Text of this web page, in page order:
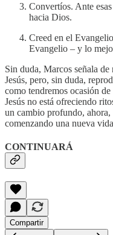
Convertíos. Ante
hacia Dios.
Creed en el
Evangelio – y lo
Sin duda, Marcos señala
Jesús, pero, sin duda,
como tendremos ocasión
Jesús no está ofreciendo
un cambio profundo, ahora,
comenzando una nueva
CONTINUARÁ
Compartir